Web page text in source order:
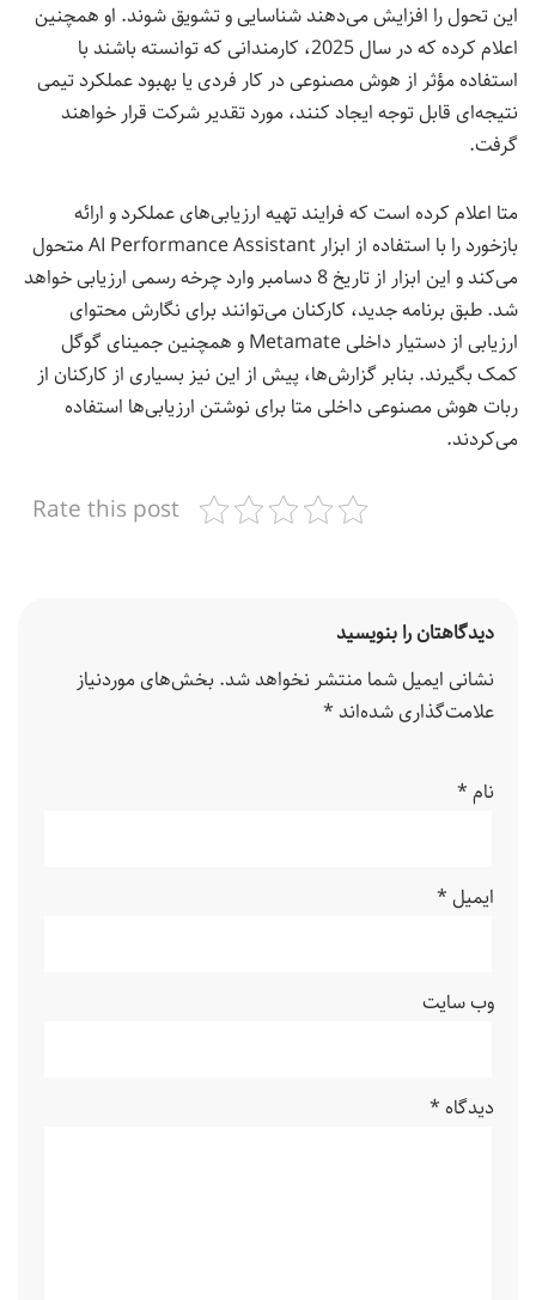
این تحول را افزایش می‌دهند شناسایی و تشویق شوند. او همچنین
اعلام کرده که در سال 2025، کارمندانی که توانسته باشند با
استفاده مؤثر از هوش مصنوعی در کار فردی یا بهبود عملکرد تیمی
نتیجه‌ای قابل توجه ایجاد کنند، مورد تقدیر شرکت قرار خواهند
گرفت.
متا اعلام کرده است که فرایند تهیه ارزیابی‌های عملکرد و ارائه
بازخورد را با استفاده از ابزار AI Performance Assistant متحول
می‌کند و این ابزار از تاریخ 8 دسامبر وارد چرخه رسمی ارزیابی خواهد
شد. طبق برنامه جدید، کارکنان می‌توانند برای نگارش محتوای
ارزیابی از دستیار داخلی Metamate و همچنین جمینای گوگل
کمک بگیرند. بنابر گزارش‌ها، پیش از این نیز بسیاری از کارکنان از
ربات هوش مصنوعی داخلی متا برای نوشتن ارزیابی‌ها استفاده
می‌کردند.
Rate this post
دیدگاهتان را بنویسید
نشانی ایمیل شما منتشر نخواهد شد. بخش‌های موردنیاز
علامت‌گذاری شده‌اند *
نام *
ایمیل *
وب‌ سایت
دیدگاه *